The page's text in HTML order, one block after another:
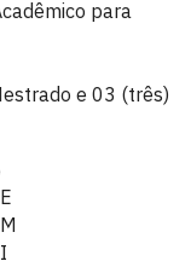
para
e 03 (três)